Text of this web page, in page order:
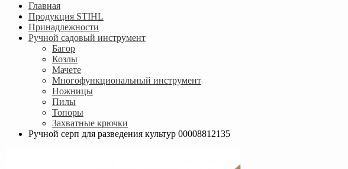
Главная
Продукция STIHL
Принадлежности
Ручной садовый инструмент
Багор
Козлы
Мачете
Многофункциональный инструмент
Ножницы
Пилы
Топоры
Захватные крючки
Ручной серп для разведения культур 00008812135